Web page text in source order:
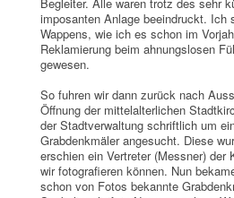
imposanten Anlage beeindruckt. Ich
Wappens, wie ich es schon im
Reklamierung beim ahnungslosen
gewesen.
So fuhren wir dann zurück nach
Öffnung der mittelalterlichen
der Stadtverwaltung schriftlich um
Grabdenkmäler angesucht. Diese
erschien ein Vertreter (Messner) der
wir fotografieren können. Nun
schon von Fotos bekannte